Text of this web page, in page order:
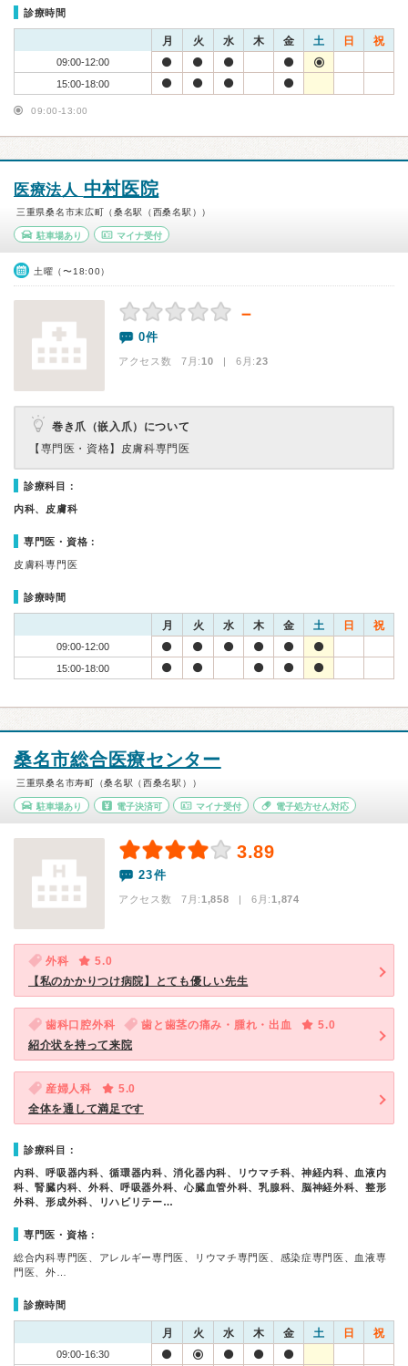
診療時間
月 火 水 木 金 土 日 祝
09:00-12:00
15:00-18:00
09:00-13:00
医療法人 中村医院
三重県桑名市末広町（桑名駅（西桑名駅））
駐車場あり マイナ受付
土曜（〜18:00）
－
0件
アクセス数 7月:10 | 6月:23
巻き爪（嵌入爪）について
【専門医・資格】 皮膚科専門医
診療科目：
内科、皮膚科
専門医・資格：
皮膚科専門医
診療時間
月 火 水 木 金 土 日 祝
09:00-12:00
15:00-18:00
桑名市総合医療センター
三重県桑名市寿町（桑名駅（西桑名駅））
駐車場あり 電子決済可 マイナ受付 電子処方せん対応
3.89
23件
アクセス数 7月:1,858 | 6月:1,874
外科
5.0
【私のかかりつけ病院】とても優しい先生
歯科口腔外科 歯と歯茎の痛み・腫れ・出血
5.0
紹介状を持って来院
産婦人科
5.0
全体を通して満足です
診療科目：
内科、呼吸器内科、循環器内科、消化器内科、リウマチ科、神経内科、血液内
科、腎臓内科、外科、呼吸器外科、心臓血管外科、乳腺科、脳神経外科、整形
外科、形成外科、リハビリテー…
専門医・資格：
総合内科専門医、アレルギー専門医、リウマチ専門医、感染症専門医、血液専
門医、外…
診療時間
月 火 水 木 金 土 日 祝
09:00-16:30